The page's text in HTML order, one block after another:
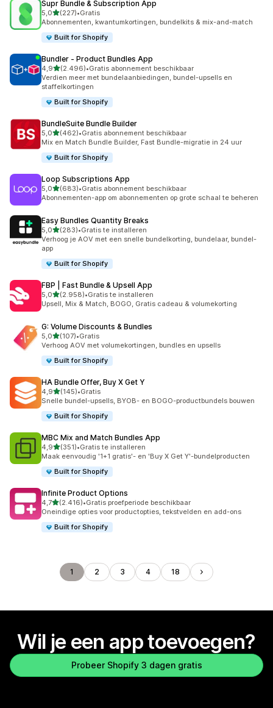
Supr Bundle & Subscription App
5,0van 5 sterren
(227)
227 recensies in totaal
•Gratis
Abonnementen, kwantumkortingen, bundelkits & mix-and-match
Built for Shopify
Bundler ‑ Product Bundles App
4,9van 5 sterren
(2.496)
2496 recensies in totaal
•Gratis abonnement beschikbaar
Verdien meer met bundelaanbiedingen, bundel-upsells en
staffelkortingen
Built for Shopify
BundleSuite Bundle Builder
5,0van 5 sterren
(462)
462 recensies in totaal
•Gratis abonnement beschikbaar
Mix en Match Bundle Builder, Fast Bundle-migratie in 24 uur
Built for Shopify
Loop Subscriptions App
5,0van 5 sterren
(683)
683 recensies in totaal
•Gratis abonnement beschikbaar
Abonnementen-app om abonnementen op grote schaal te beheren
Easy Bundles Quantity Breaks
5,0van 5 sterren
(283)
283 recensies in totaal
•Gratis te installeren
Verhoog je AOV met een snelle bundelkorting, bundelaar, bundel-
app
Built for Shopify
FBP | Fast Bundle & Upsell App
5,0van 5 sterren
(2.958)
2958 recensies in totaal
•Gratis te installeren
Upsell, Mix & Match, BOGO, Gratis cadeau & volumekorting
G: Volume Discounts & Bundles
5,0van 5 sterren
(107)
107 recensies in totaal
•Gratis
Verhoog AOV met volumekortingen, bundles en upsells
Built for Shopify
HA Bundle Offer, Buy X Get Y
4,9van 5 sterren
(145)
145 recensies in totaal
•Gratis
Snelle bundel-upsells, BYOB- en BOGO-productbundels bouwen
Built for Shopify
MBC Mix and Match Bundles App
4,9van 5 sterren
(351)
351 recensies in totaal
•Gratis te installeren
Maak eenvoudig '1+1 gratis'- en 'Buy X Get Y'-bundelproducten
Built for Shopify
Infinite Product Options
4,7van 5 sterren
(2.416)
2416 recensies in totaal
•Gratis proefperiode beschikbaar
Oneindige opties voor productopties, tekstvelden en add-ons
Built for Shopify
1 2 3 4 18
Wil je een app toevoegen?
Probeer Shopify 3 dagen gratis